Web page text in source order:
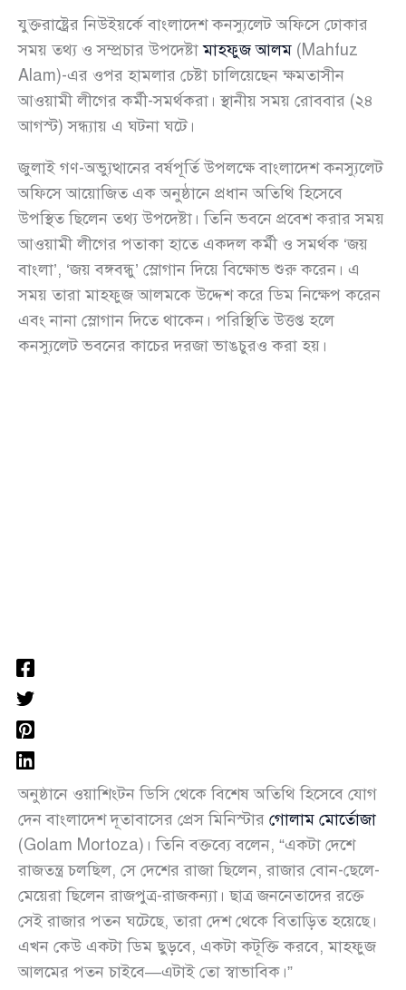
যুক্তরাষ্ট্রের নিউইয়র্কে বাংলাদেশ কনস্যুলেট অফিসে ঢোকার
সময় তথ্য ও সম্প্রচার উপদেষ্টামাহফুজ আলম (Mahfuz
Alam)-এর ওপর হামলার চেষ্টা চালিয়েছেন ক্ষমতাসীন
আওয়ামী লীগের কর্মী-সমর্থকরা। স্থানীয় সময় রোববার (২৪
আগস্ট) সন্ধ্যায় এ ঘটনা ঘটে।
জুলাই গণ-অভ্যুত্থানের বর্ষপূর্তি উপলক্ষে বাংলাদেশ কনস্যুলেট
অফিসে আয়োজিত এক অনুষ্ঠানে প্রধান অতিথি হিসেবে
উপস্থিত ছিলেন তথ্য উপদেষ্টা। তিনি ভবনে প্রবেশ করার সময়
আওয়ামী লীগের পতাকা হাতে একদল কর্মী ও সমর্থক ‘জয়
বাংলা’, ‘জয় বঙ্গবন্ধু’ স্লোগান দিয়ে বিক্ষোভ শুরু করেন। এ
সময় তারা মাহফুজ আলমকে উদ্দেশ করে ডিম নিক্ষেপ করেন
এবং নানা স্লোগান দিতে থাকেন। পরিস্থিতি উত্তপ্ত হলে
কনস্যুলেট ভবনের কাচের দরজা ভাঙচুরও করা হয়।
অনুষ্ঠানে ওয়াশিংটন ডিসি থেকে বিশেষ অতিথি হিসেবে যোগ
দেন বাংলাদেশ দূতাবাসের প্রেস মিনিস্টার গোলাম মোর্তোজা
(Golam Mortoza)। তিনি বক্তব্যে বলেন, “একটা দেশে
রাজতন্ত্র চলছিল, সে দেশের রাজা ছিলেন, রাজার বোন-ছেলে-
মেয়েরা ছিলেন রাজপুত্র-রাজকন্যা। ছাত্র জননেতাদের রক্তে
সেই রাজার পতন ঘটেছে, তারা দেশ থেকে বিতাড়িত হয়েছে।
এখন কেউ একটা ডিম ছুড়বে, একটা কটূক্তি করবে, মাহফুজ
আলমের পতন চাইবে—এটাই তো স্বাভাবিক।”